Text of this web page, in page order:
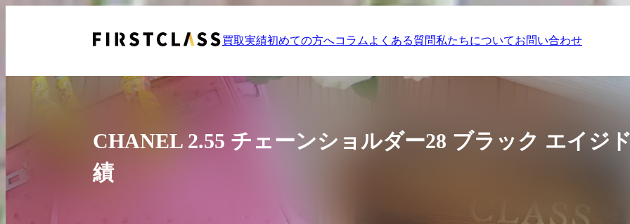
買取実績初めての方へコラム よくある質問私たちについてお問い合わせ
CHANEL 2.55 チェーンショルダー28 ブラック エイジ
績